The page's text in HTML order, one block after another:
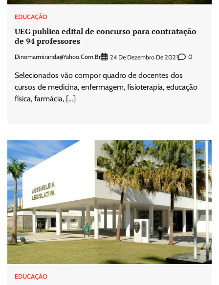
EDUCAÇÃO
UEG publica edital de concurso para contratação
de 94 professores
Dinomarmiranda@yahoo.com.br 24 De Dezembro De 2021 0
Selecionados vão compor quadro de docentes dos
cursos de medicina, enfermagem, fisioterapia, educação
física, farmácia, […]
EDUCAÇÃO